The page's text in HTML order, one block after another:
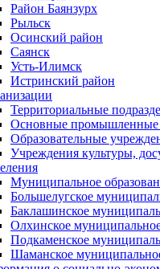
Район Баянзурх
Рыльск
Осинский район
Саянск
Усть-Илимск
Истринский район
Территориальные
Основные промышленные
Образовательные
Учреждения культуры,
Муниципальное
Большелугское
Баклашинское
Олхинское
Подкаменское
Шаманское